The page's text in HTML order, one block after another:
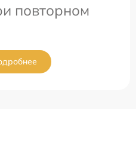
повторном